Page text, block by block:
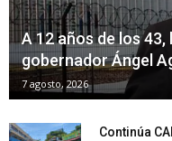
A 12 años de los 43,
gobernador Ángel
7 agosto, 2026
Continúa